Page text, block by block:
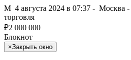
M 4 августа 2024 в 07:37 - Москва -
торговля
₽2 000 000
Блокнот
×Закрыть окно